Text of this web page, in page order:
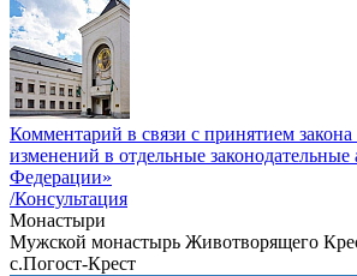
Комментарий в связи с принятием
изменений в отдельные законодательные
Федерации»
/Консультация
Монастыри
Мужской монастырь Животворящего
с.Погост-Крест